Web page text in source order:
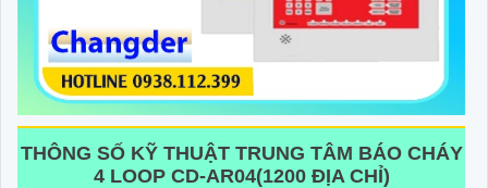
THÔNG SỐ KỸ THUẬT TRUNG TÂM BÁO CHÁY
4 LOOP CD-AR04(1200 ĐỊA CHỈ)